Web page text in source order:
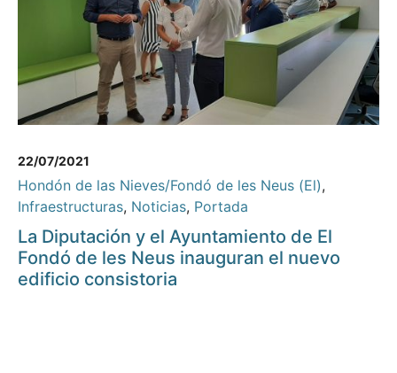
22/07/2021
Hondón de las Nieves/Fondó de les Neus (El),
Infraestructuras, Noticias, Portada
La Diputación y el Ayuntamiento de El
Fondó de les Neus inauguran el nuevo
edificio consistoria